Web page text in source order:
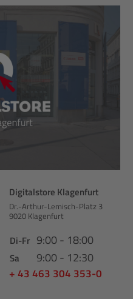
Digitalstore Klagenfurt
Dr.-Arthur-Lemisch-Platz 3
9020 Klagenfurt
Di-Fr 9:00 - 18:00
Sa 9:00 - 12:30
+ 43 463 304 353-0